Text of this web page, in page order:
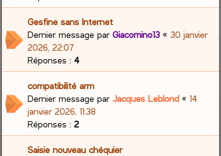
Gesfine sans Internet
Dernier message parGiacomino13 «30 janvier
2026, 22:07
Réponses : 4
compatibilité arm
Dernier message parJacques Leblond « 14
janvier 2026, 11:38
Réponses :2
Saisie nouveau chéquier